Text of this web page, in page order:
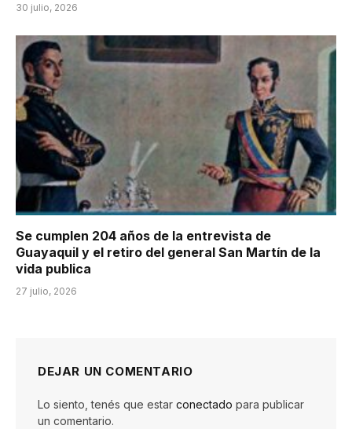
30 julio, 2026
Se cumplen 204 años de la entrevista de
Guayaquil y el retiro del general San Martín de la
vida publica
27 julio, 2026
DEJAR UN COMENTARIO
Lo siento, tenés que estar conectado para publicar
un comentario.